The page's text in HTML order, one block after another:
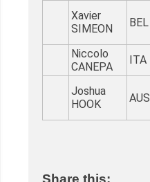
Xavier
SIMEON
BEL
Niccolo
CANEPA
ITA
Joshua
HOOK
AUS
Share this: